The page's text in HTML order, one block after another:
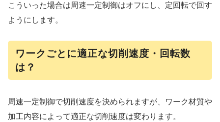
こういった場合は周速一定制御はオフにし、定回転で回す
ようにします。
ワークごとに適正な切削速度・回転数
は？
周速一定制御で切削速度を決められますが、ワーク材質や
加工内容によって適正な切削速度は変わります。